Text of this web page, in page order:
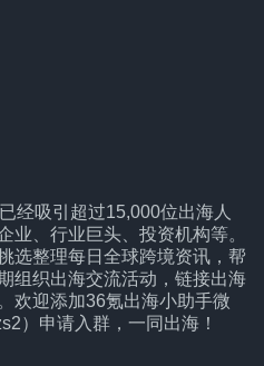
经吸引超过15,000位出海人
业、行业巨头、投资机构等。
选整理每日全球跨境资讯，帮
组织出海交流活动，链接出海
欢迎添加36氪出海小助手微
）申请入群，一同出海！